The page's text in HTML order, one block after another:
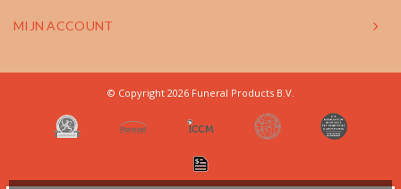
MIJN ACCOUNT
© Copyright 2026 Funeral Products B.V.